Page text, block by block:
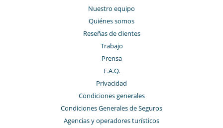
Nuestro equipo
Quiénes somos
Reseñas de clientes
Trabajo
Prensa
F.A.Q.
Privacidad
Condiciones generales
Condiciones Generales de Seguros
Agencias y operadores turísticos